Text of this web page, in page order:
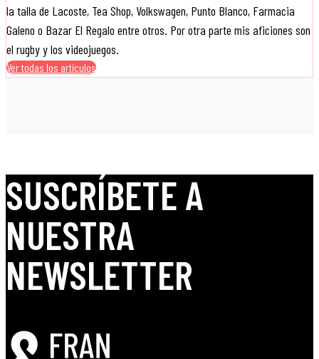
la talla de Lacoste, Tea Shop, Volkswagen, Punto Blanco, Farmacia
Galeno o Bazar El Regalo entre otros. Por otra parte mis aficiones son
el rugby y los videojuegos.
Ver todas los artículos
SUSCRÍBETE A
NUESTRA
NEWSLETTER